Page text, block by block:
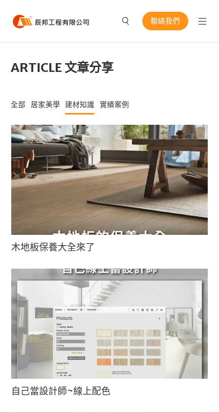
聯絡我們
ARTICLE 文章分享
全部 居家美學 建材知識 實績案例
木地板保養大全來了
自己當設計師~線上配色